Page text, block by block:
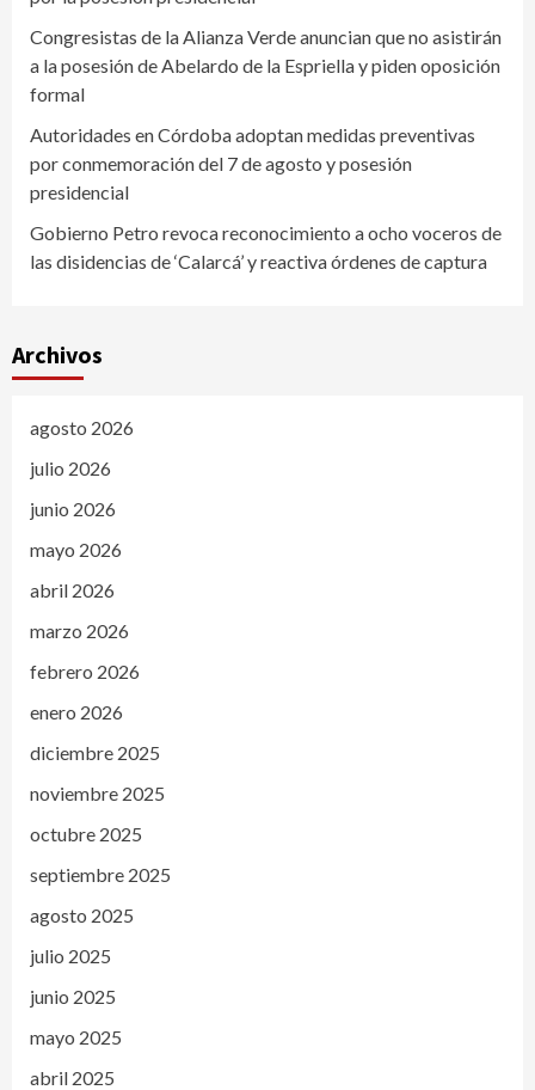
Congresistas de la Alianza Verde anuncian que no asistirán
a la posesión de Abelardo de la Espriella y piden oposición
formal
Autoridades en Córdoba adoptan medidas preventivas
por conmemoración del 7 de agosto y posesión
presidencial
Gobierno Petro revoca reconocimiento a ocho voceros de
las disidencias de ‘Calarcá’ y reactiva órdenes de captura
Archivos
agosto 2026
julio 2026
junio 2026
mayo 2026
abril 2026
marzo 2026
febrero 2026
enero 2026
diciembre 2025
noviembre 2025
octubre 2025
septiembre 2025
agosto 2025
julio 2025
junio 2025
mayo 2025
abril 2025